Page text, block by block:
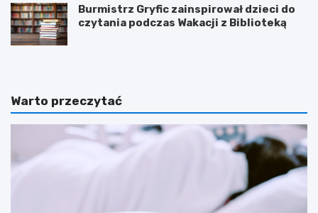
Burmistrz Gryfic zainspirował dzieci do
czytania podczas Wakacji z Biblioteką
Warto przeczytać